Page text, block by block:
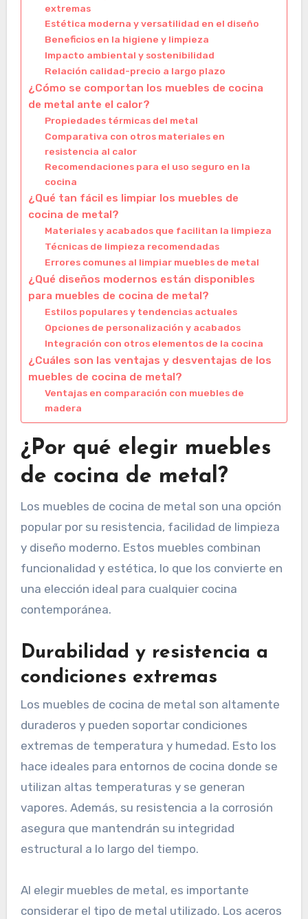
extremas
Estética moderna y versatilidad en el diseño
Beneficios en la higiene y limpieza
Impacto ambiental y sostenibilidad
Relación calidad-precio a largo plazo
¿Cómo se comportan los muebles de cocina
de metal ante el calor?
Propiedades térmicas del metal
Comparativa con otros materiales en
resistencia al calor
Recomendaciones para el uso seguro en la
cocina
¿Qué tan fácil es limpiar los muebles de
cocina de metal?
Materiales y acabados que facilitan la limpieza
Técnicas de limpieza recomendadas
Errores comunes al limpiar muebles de metal
¿Qué diseños modernos están disponibles
para muebles de cocina de metal?
Estilos populares y tendencias actuales
Opciones de personalización y acabados
Integración con otros elementos de la cocina
¿Cuáles son las ventajas y desventajas de los
muebles de cocina de metal?
Ventajas en comparación con muebles de
madera
¿Por qué elegir muebles
de cocina de metal?
Los muebles de cocina de metal son una opción
popular por su resistencia, facilidad de limpieza
y diseño moderno. Estos muebles combinan
funcionalidad y estética, lo que los convierte en
una elección ideal para cualquier cocina
contemporánea.
Durabilidad y resistencia a
condiciones extremas
Los muebles de cocina de metal son altamente
duraderos y pueden soportar condiciones
extremas de temperatura y humedad. Esto los
hace ideales para entornos de cocina donde se
utilizan altas temperaturas y se generan
vapores. Además, su resistencia a la corrosión
asegura que mantendrán su integridad
estructural a lo largo del tiempo.
Al elegir muebles de metal, es importante
considerar el tipo de metal utilizado. Los aceros